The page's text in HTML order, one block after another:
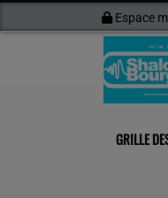
Espace
GRILLE